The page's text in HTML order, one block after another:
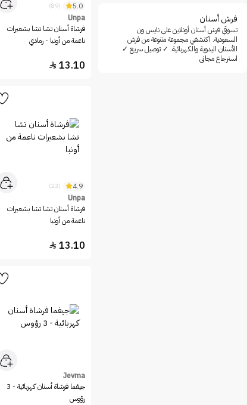
Tung Brush
Unpa
usmile
فرش أسنان
تسوقي فرش أسنان أونلاين على نايس ون
السعودية. اكتشفي مجموعة متنوعة من فرش
الأسنان اليدوية والكهربائية. ✓ توصيل سريع ✓
استرجاع مجاني
5.0
(89)
Unpa
فرشاة أسنان تشا تشا بشعيرات
ناعمة من أونبا - رمادي
13.10

4.9
(23)
Unpa
فرشاة أسنان تشا تشا بشعيرات
ناعمة من أونبا
13.10

Jevma
جيفما فرشاة أسنان كهربائية - 3
رؤوس